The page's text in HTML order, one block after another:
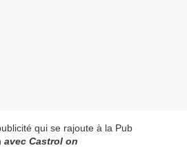
qui se rajoute à la Pub
avec Castrol on